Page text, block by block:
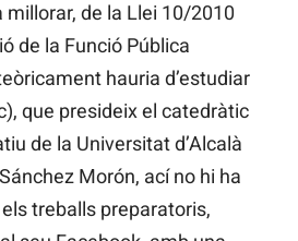
millorar, de la Llei 10/2010
de la Funció Pública
hauria d’estudiar
que presideix el catedràtic
de la Universitat d’Alcalà
Morón, ací no hi ha
treballs preparatoris,